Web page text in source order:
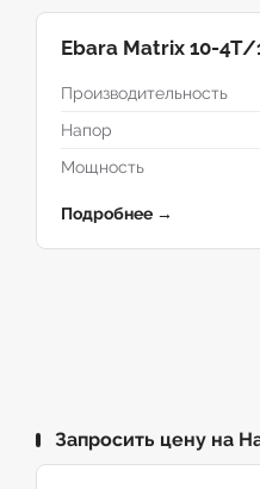
Ebara Matrix 10-4T/
Производительность
Напор
Мощность
Подробнее →
Запросить цену на